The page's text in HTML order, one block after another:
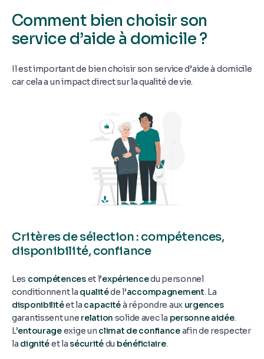
Comment bien choisir son
service d’aide à domicile ?
Il est important de bien choisir son service d’aide à domicile
car cela a un impact direct sur la qualité de vie.
Critères de sélection : compétences,
disponibilité, confiance
Les compétenceset l’expériencedu personnel
conditionnent la qualitéde l’accompagnement. La
disponibilitéet la capacitéà répondre aux urgences
garantissent une relation solide avec la personne aidée.
L’entourageexige un climat de confianceafin de respecter
la dignitéet la sécuritédu bénéficiaire.